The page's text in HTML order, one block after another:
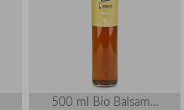
500 ml Bio Balsam...